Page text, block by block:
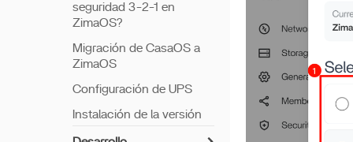
seguridad 3-2-1 en
ZimaOS?
Migración de CasaOS a
ZimaOS
Configuración de UPS
Instalación de la versión